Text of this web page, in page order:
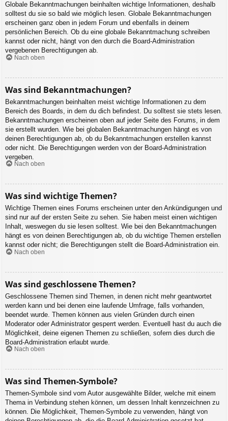
Globale Bekanntmachungen beinhalten wichtige Informationen, deshalb
solltest du sie so bald wie möglich lesen. Globale Bekanntmachungen
erscheinen ganz oben in jedem Forum und ebenfalls in deinem
persönlichen Bereich. Ob du eine globale Bekanntmachung schreiben
kannst oder nicht, hängt von den durch die Board-Administration
vergebenen Berechtigungen ab.
Nach oben
Was sind Bekanntmachungen?
Bekanntmachungen beinhalten meist wichtige Informationen zu dem
Bereich des Boards, in dem du dich befindest. Du solltest sie stets lesen.
Bekanntmachungen erscheinen oben auf jeder Seite des Forums, in dem
sie erstellt wurden. Wie bei globalen Bekanntmachungen hängt es von
deinen Berechtigungen ab, ob du Bekanntmachungen erstellen kannst
oder nicht. Die Berechtigungen werden von der Board-Administration
vergeben.
Nach oben
Was sind wichtige Themen?
Wichtige Themen eines Forums erscheinen unter den Ankündigungen und
sind nur auf der ersten Seite zu sehen. Sie haben meist einen wichtigen
Inhalt, weswegen du sie lesen solltest. Wie bei den Bekanntmachungen
hängt es von deinen Berechtigungen ab, ob du wichtige Themen erstellen
kannst oder nicht; die Berechtigungen stellt die Board-Administration ein.
Nach oben
Was sind geschlossene Themen?
Geschlossene Themen sind Themen, in denen nicht mehr geantwortet
werden kann und bei denen eine laufende Umfrage, falls vorhanden,
beendet wurde. Themen können aus vielen Gründen durch einen
Moderator oder Administrator gesperrt werden. Eventuell hast du auch die
Möglichkeit, deine eigenen Themen zu schließen, sofern dies durch die
Board-Administration erlaubt wurde.
Nach oben
Was sind Themen-Symbole?
Themen-Symbole sind vom Autor ausgewählte Bilder, welche mit einem
Thema in Verbindung stehen können, um dessen Inhalt kennzeichnen zu
können. Die Möglichkeit, Themen-Symbole zu verwenden, hängt von